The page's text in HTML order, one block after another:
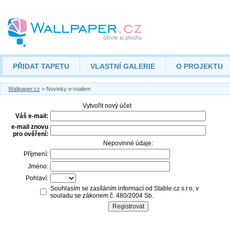
PŘIDAT TAPETU VLASTNÍ GALERIE O PROJEKTU
Wallpaper.cz > Novinky e-mailem